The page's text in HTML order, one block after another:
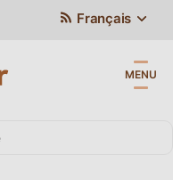
Français
MENU